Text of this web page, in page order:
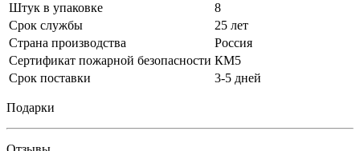
Штук в упаковке
8
Срок службы
25 лет
Страна производства
Россия
Сертификат пожарной безопасности КМ5
Срок поставки
3-5 дней
Подарки